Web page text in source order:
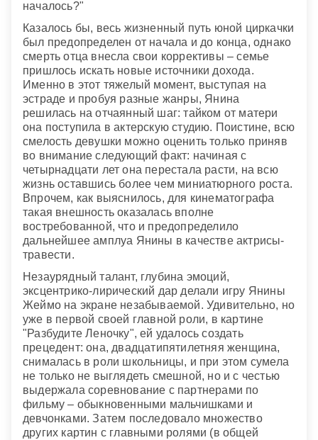
началось?"
Казалось бы, весь жизненный путь юной циркачки
был предопределен от начала и до конца, однако
смерть отца внесла свои коррективы – семье
пришлось искать новые источники дохода.
Именно в этот тяжелый момент, выступая на
эстраде и пробуя разные жанры, Янина
решилась на отчаянный шаг: тайком от матери
она поступила в актерскую студию. Поистине, всю
смелость девушки можно оценить только приняв
во внимание следующий факт: начиная с
четырнадцати лет она перестала расти, на всю
жизнь оставшись более чем миниатюрного роста.
Впрочем, как выяснилось, для кинематографа
такая внешность оказалась вполне
востребованной, что и предопределило
дальнейшее амплуа Янины в качестве актрисы-
травести.
Незаурядный талант, глубина эмоций,
эксцентрико-лирический дар делали игру Янины
Жеймо на экране незабываемой. Удивительно, но
уже в первой своей главной роли, в картине
"Разбудите Леночку", ей удалось создать
прецедент: она, двадцатипятилетняя женщина,
снималась в роли школьницы, и при этом сумела
не только не выглядеть смешной, но и с честью
выдержала соревнование с партнерами по
фильму – обыкновенными мальчишками и
девчонками. Затем последовало множество
других картин с главными ролями (в общей